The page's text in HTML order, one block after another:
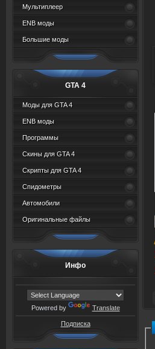
Мультиплеер
ENB моды
Большие моды
GTA 4
Моды для GTA 4
ENB моды
Программы
Скины для GTA 4
Скрипты для GTA 4
Спидометры
Автомобили
Оригинальные файлы
Инфо
Powered by Translate
Подписка